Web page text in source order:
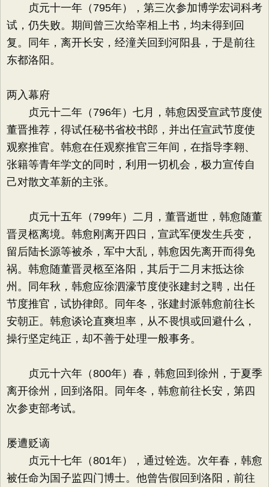
贞元十一年（795年），第三次参加博学宏词科考
试，仍失败。期间曾三次给宰相上书，均未得到回
复。同年，离开长安，经潼关回到河阳县，于是前往
东都洛阳。
两入幕府
贞元十二年（796年）七月，韩愈因受宣武节度使
董晋推荐，得试任秘书省校书郎，并出任宣武节度使
观察推官。韩愈在任观察推官三年间，在指导李翱、
张籍等青年学文的同时，利用一切机会，极力宣传自
己对散文革新的主张。
贞元十五年（799年）二月，董晋逝世，韩愈随董
晋灵柩离境。韩愈刚离开四日，宣武军便发生兵变，
留后陆长源等被杀，军中大乱，韩愈因先离开而得免
祸。韩愈随董晋灵柩至洛阳，其后于二月末抵达徐
州。同年秋，韩愈应徐泗濠节度使张建封之聘，出任
节度推官，试协律郎。同年冬，张建封派韩愈前往长
安朝正。韩愈谈论直爽坦率，从不畏惧或回避什么，
操行坚定纯正，却不善于处理一般事务。
贞元十六年（800年）春，韩愈回到徐州，于夏季
离开徐州，回到洛阳。同年冬，韩愈前往长安，第四
次参吏部考试。
屡遭贬谪
贞元十七年（801年），通过铨选。次年春，韩愈
被任命为国子监四门博士。他曾告假回到洛阳，前往